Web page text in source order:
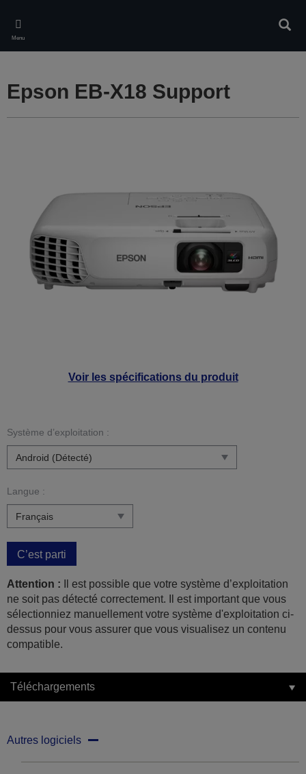
main
content
Menu
Voir les spécifications du produit
Epson EB-X18 Support
Système d’exploitation :
Langue :
C’est parti
Attention : Il est possible que votre système d’exploitation
ne soit pas détecté correctement. Il est important que vous
sélectionniez manuellement votre système d'exploitation ci-
dessus pour vous assurer que vous visualisez un contenu
compatible.
Téléchargements
Autres logiciels